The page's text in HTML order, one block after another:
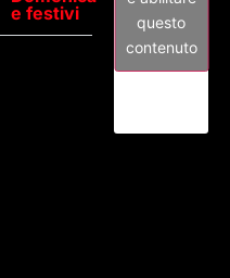
e festivi
questo
contenuto